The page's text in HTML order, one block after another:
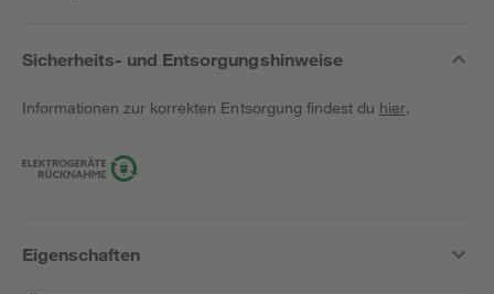
Sicherheits- und Entsorgungshinweise
Informationen zur korrekten Entsorgung findest du hier.
Eigenschaften